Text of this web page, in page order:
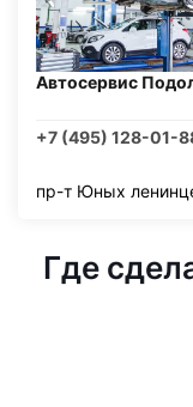
Автосервис
+7 (495) 128-01-
пр-т Юных
Где